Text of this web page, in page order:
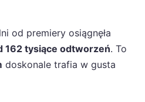
od premiery osiągnęła
162 tysiące odtworzeń. To
doskonale trafia w gusta